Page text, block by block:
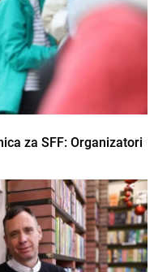
za SFF: Organizatori